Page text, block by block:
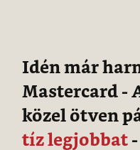
Idén már
Mastercard -
közel ötven
tíz legjobbat